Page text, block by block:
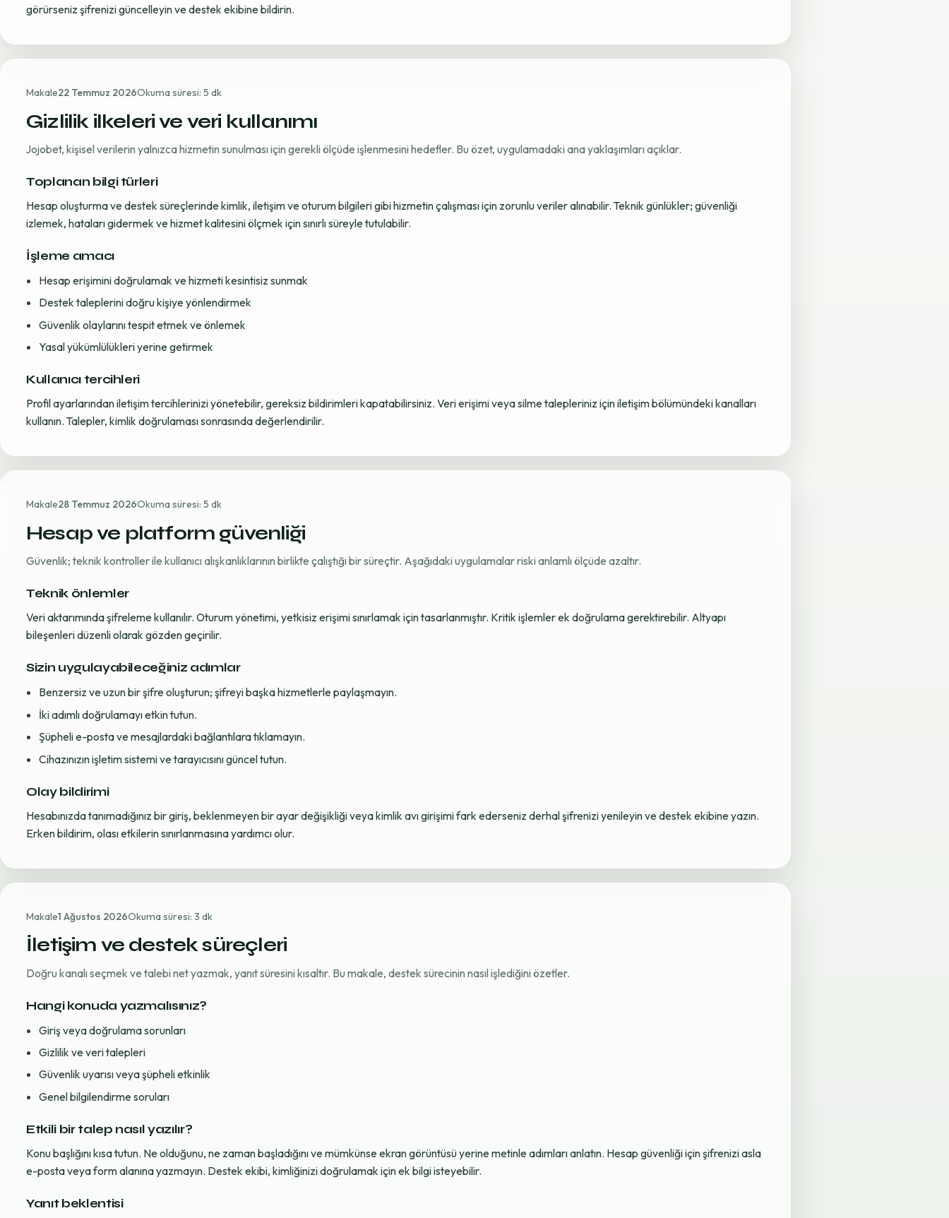
görürseniz şifrenizi güncelleyin ve destek ekibine bildirin.
Makale22 Temmuz 2026Okuma süresi: 5 dk
Gizlilik ilkeleri ve veri kullanımı
Jojobet, kişisel verilerin yalnızca hizmetin sunulması için gerekli ölçüde işlenmesini hedefler. Bu özet, uygulamadaki ana yaklaşımları açıklar.
Toplanan bilgi türleri
Hesap oluşturma ve destek süreçlerinde kimlik, iletişim ve oturum bilgileri gibi hizmetin çalışması için zorunlu veriler alınabilir. Teknik günlükler; güvenliği
izlemek, hataları gidermek ve hizmet kalitesini ölçmek için sınırlı süreyle tutulabilir.
İşleme amacı
Hesap erişimini doğrulamak ve hizmeti kesintisiz sunmak
Destek taleplerini doğru kişiye yönlendirmek
Güvenlik olaylarını tespit etmek ve önlemek
Yasal yükümlülükleri yerine getirmek
Kullanıcı tercihleri
Profil ayarlarından iletişim tercihlerinizi yönetebilir, gereksiz bildirimleri kapatabilirsiniz. Veri erişimi veya silme talepleriniz için iletişim bölümündeki kanalları
kullanın. Talepler, kimlik doğrulaması sonrasında değerlendirilir.
Makale28 Temmuz 2026Okuma süresi: 5 dk
Hesap ve platform güvenliği
Güvenlik; teknik kontroller ile kullanıcı alışkanlıklarının birlikte çalıştığı bir süreçtir. Aşağıdaki uygulamalar riski anlamlı ölçüde azaltır.
Teknik önlemler
Veri aktarımında şifreleme kullanılır. Oturum yönetimi, yetkisiz erişimi sınırlamak için tasarlanmıştır. Kritik işlemler ek doğrulama gerektirebilir. Altyapı
bileşenleri düzenli olarak gözden geçirilir.
Sizin uygulayabileceğiniz adımlar
Benzersiz ve uzun bir şifre oluşturun; şifreyi başka hizmetlerle paylaşmayın.
İki adımlı doğrulamayı etkin tutun.
Şüpheli e-posta ve mesajlardaki bağlantılara tıklamayın.
Cihazınızın işletim sistemi ve tarayıcısını güncel tutun.
Olay bildirimi
Hesabınızda tanımadığınız bir giriş, beklenmeyen bir ayar değişikliği veya kimlik avı girişimi fark ederseniz derhal şifrenizi yenileyin ve destek ekibine yazın.
Erken bildirim, olası etkilerin sınırlanmasına yardımcı olur.
Makale1 Ağustos 2026Okuma süresi: 3 dk
İletişim ve destek süreçleri
Doğru kanalı seçmek ve talebi net yazmak, yanıt süresini kısaltır. Bu makale, destek sürecinin nasıl işlediğini özetler.
Hangi konuda yazmalısınız?
Giriş veya doğrulama sorunları
Gizlilik ve veri talepleri
Güvenlik uyarısı veya şüpheli etkinlik
Genel bilgilendirme soruları
Etkili bir talep nasıl yazılır?
Konu başlığını kısa tutun. Ne olduğunu, ne zaman başladığını ve mümkünse ekran görüntüsü yerine metinle adımları anlatın. Hesap güvenliği için şifrenizi asla
e-posta veya form alanına yazmayın. Destek ekibi, kimliğinizi doğrulamak için ek bilgi isteyebilir.
Yanıt beklentisi